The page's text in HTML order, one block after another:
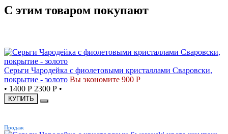
С этим товаром покупают
Серьги Чародейка с фиолетовыми кристаллами Сваровски,
покрытие - золото Вы экономите 900 Р
• 1400 Р 2300 Р •
КУПИТЬ
Продаж